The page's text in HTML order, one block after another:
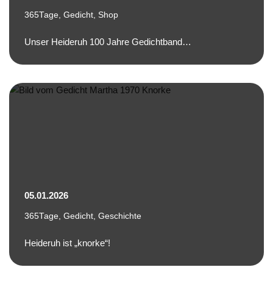
365Tage Gedicht Shop
Unser Heideruh 100 Jahre Gedichtband…
05.01.2026
365Tage Gedicht Geschichte
Heideruh ist „knorke“!